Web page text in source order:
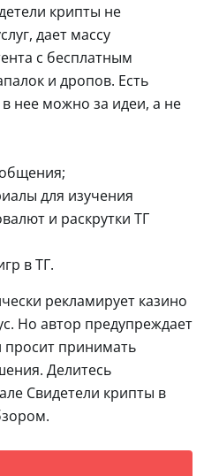
крипты не
дает массу
с бесплатным
и дропов. Есть
нее можно за идеи, а не
для изучения
и раскрутки ТГ
в ТГ.
рекламирует казино
Но автор предупреждает
просит принимать
Делитесь
Свидетели крипты в